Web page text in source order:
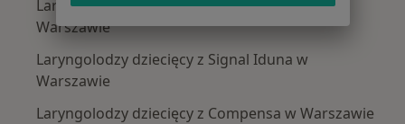
Laryngolodzy dziecięcy z INTER Polska w
Warszawie
Laryngolodzy dziecięcy z Signal Iduna w
Warszawie
Laryngolodzy dziecięcy z Compensa w Warszawie